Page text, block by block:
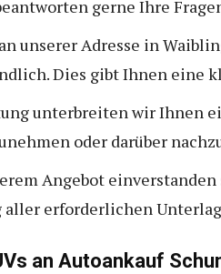
gerne Ihre
unserer Adresse in
Dies gibt Ihnen eine
unterbreiten wir Ihnen
oder darüber
Angebot
erforderlichen
an Autoankauf